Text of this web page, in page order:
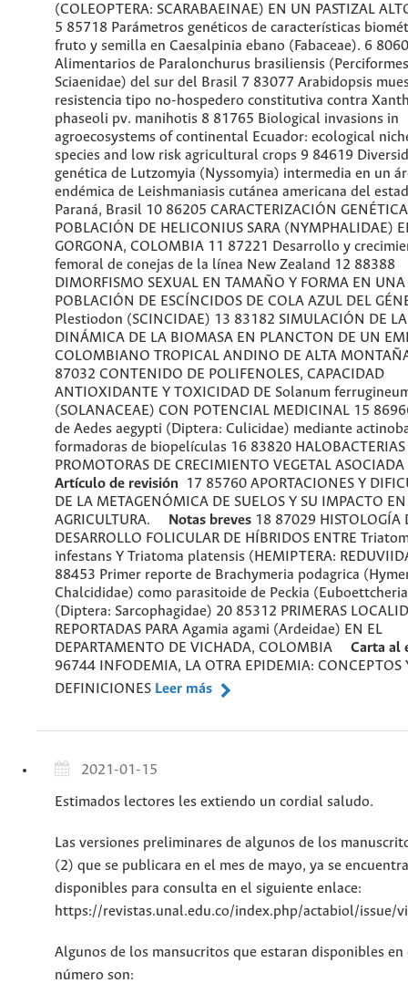
(COLEOPTERA: SCARABAEINAE) EN UN PASTIZAL
5 85718 Parámetros genéticos de características
fruto y semilla en Caesalpinia ebano (Fabaceae). 6
Alimentarios de Paralonchurus brasiliensis
Sciaenidae) del sur del Brasil 7 83077 Arabidopsis
resistencia tipo no-hospedero constitutiva contra
phaseoli pv. manihotis 8 81765 Biological invasions in
agroecosystems of continental Ecuador: ecological
species and low risk agricultural crops 9 84619
genética de Lutzomyia (Nyssomyia) intermedia en un
endémica de Leishmaniasis cutánea americana del
Paraná, Brasil 10 86205 CARACTERIZACIÓN
POBLACIÓN DE HELICONIUS SARA (NYMPHALIDAE)
GORGONA, COLOMBIA 11 87221 Desarrollo y
femoral de conejas de la línea New Zealand 12 88388
DIMORFISMO SEXUAL EN TAMAÑO Y FORMA EN UNA
POBLACIÓN DE ESCÍNCIDOS DE COLA AZUL DEL
Plestiodon (SCINCIDAE) 13 83182 SIMULACIÓN DE LA
DINÁMICA DE LA BIOMASA EN PLANCTON DE UN
COLOMBIANO TROPICAL ANDINO DE ALTA
87032 CONTENIDO DE POLIFENOLES, CAPACIDAD
ANTIOXIDANTE Y TOXICIDAD DE Solanum
(SOLANACEAE) CON POTENCIAL MEDICINAL 15
de Aedes aegypti (Diptera: Culicidae) mediante
formadoras de biopelículas 16 83820 HALOBACTERIAS
PROMOTORAS DE CRECIMIENTO VEGETAL
Artículo de revisión
17 85760 APORTACIONES Y
DE LA METAGENÓMICA DE SUELOS Y SU IMPACTO
AGRICULTURA.
Notas breves 18 87029 HISTOLOGÍA
DESARROLLO FOLICULAR DE HÍBRIDOS ENTRE
infestans Y Triatoma platensis (HEMIPTERA:
88453 Primer reporte de Brachymeria podagrica
Chalcididae) como parasitoide de Peckia
(Diptera: Sarcophagidae) 20 85312 PRIMERAS
REPORTADAS PARA Agamia agami (Ardeidae) EN EL
DEPARTAMENTO DE VICHADA, COLOMBIA Carta al
96744 INFODEMIA, LA OTRA EPIDEMIA: CONCEPTOS
DEFINICIONES Leer más
2021-01-15
Estimados lectores les extiendo un cordial saludo.
Las versiones preliminares de algunos de los
(2) que se publicara en el mes de mayo, ya se
disponibles para consulta en el siguiente enlace:
https://revistas.unal.edu.co/index.php/actabiol/issue/
Algunos de los mansucritos que estaran disponibles en
número son: